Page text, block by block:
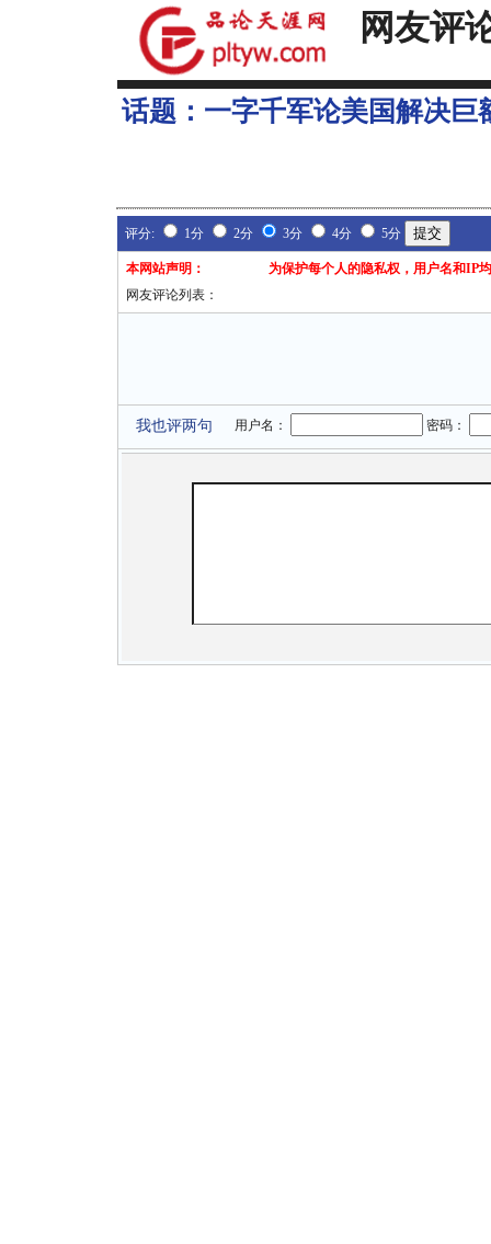
网友评
话题： 一字千军论美国解决巨
评分: 1分 2分 3分 4分 5分
本网站声明：
为保护每个人的隐私权，用户名和IP
网友评论列表：
我也评两句 用户名： 密码：